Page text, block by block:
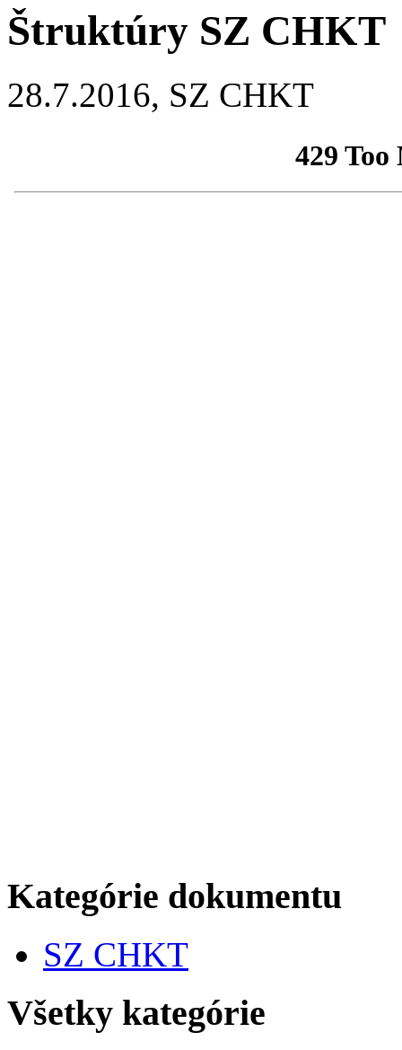
Štruktúry SZ CHKT
28.7.2016, SZ CHKT
Kategórie dokumentu
SZ CHKT
Všetky kategórie